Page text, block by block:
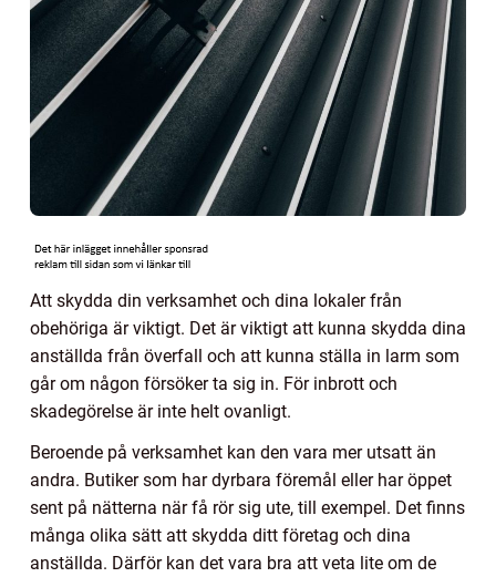
Att skydda din verksamhet och dina lokaler från
obehöriga är viktigt. Det är viktigt att kunna skydda dina
anställda från överfall och att kunna ställa in larm som
går om någon försöker ta sig in. För inbrott och
skadegörelse är inte helt ovanligt.
Beroende på verksamhet kan den vara mer utsatt än
andra. Butiker som har dyrbara föremål eller har öppet
sent på nätterna när få rör sig ute, till exempel. Det finns
många olika sätt att skydda ditt företag och dina
anställda. Därför kan det vara bra att veta lite om de